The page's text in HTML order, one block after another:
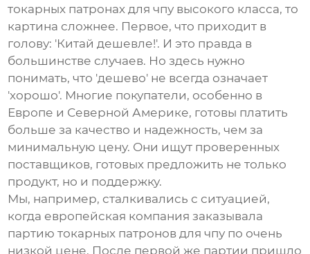
токарных патронах для чпу высокого класса, то
картина сложнее. Первое, что приходит в
голову: 'Китай дешевле!'. И это правда в
большинстве случаев. Но здесь нужно
понимать, что 'дешево' не всегда означает
'хорошо'. Многие покупатели, особенно в
Европе и Северной Америке, готовы платить
больше за качество и надежность, чем за
минимальную цену. Они ищут проверенных
поставщиков, готовых предложить не только
продукт, но и поддержку.
Мы, например, сталкивались с ситуацией,
когда европейская компания заказывала
партиютокарных патронов для чпу по очень
низкой цене. После первой же партии пришло